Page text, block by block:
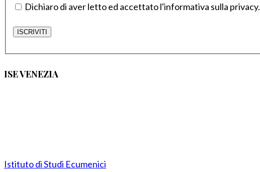
Dichiaro di aver letto ed accettato l'informativa sulla privacy.
ISE VENEZIA
Istituto di Studi Ecumenici